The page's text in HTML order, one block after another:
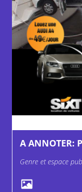
A ANNOTER:
Genre et espace